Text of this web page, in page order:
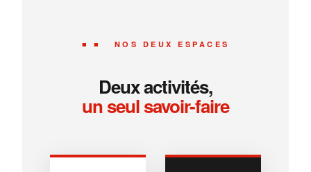
■ ■ NOS DEUX ESPACES
Deux activités,
un seul savoir-faire